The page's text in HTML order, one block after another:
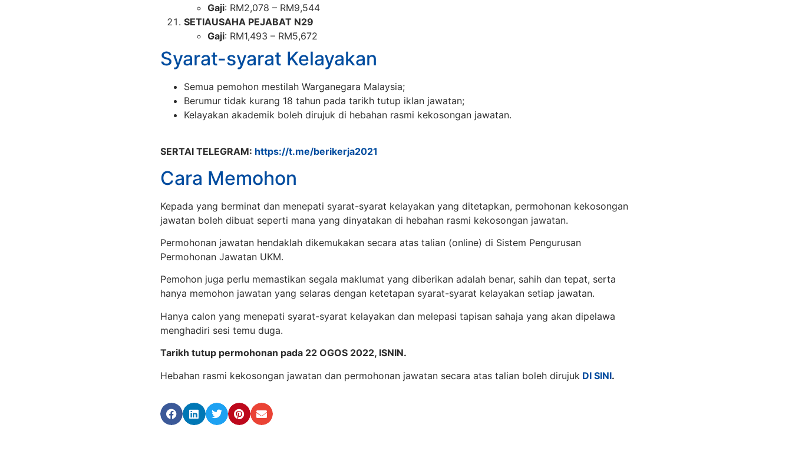
Gaji: RM2,078 – RM9,544
SETIAUSAHA PEJABAT N29
Gaji: RM1,493 – RM5,672
Syarat-syarat Kelayakan
Semua pemohon mestilah Warganegara Malaysia;
Berumur tidak kurang 18 tahun pada tarikh tutup iklan jawatan;
Kelayakan akademik boleh dirujuk di hebahan rasmi kekosongan jawatan.
SERTAI TELEGRAM: https://t.me/berikerja2021
Cara Memohon
Kepada yang berminat dan menepati syarat-syarat kelayakan yang ditetapkan, permohonan kekosongan
jawatan boleh dibuat seperti mana yang dinyatakan di hebahan rasmi kekosongan jawatan.
Permohonan jawatan hendaklah dikemukakan secara atas talian (online) di Sistem Pengurusan
Permohonan Jawatan UKM.
Pemohon juga perlu memastikan segala maklumat yang diberikan adalah benar, sahih dan tepat, serta
hanya memohon jawatan yang selaras dengan ketetapan syarat-syarat kelayakan setiap jawatan.
Hanya calon yang menepati syarat-syarat kelayakan dan melepasi tapisan sahaja yang akan dipelawa
menghadiri sesi temu duga.
Tarikh tutup permohonan pada 22 OGOS 2022, ISNIN.
Hebahan rasmi kekosongan jawatan dan permohonan jawatan secara atas talian boleh dirujuk DI SINI.